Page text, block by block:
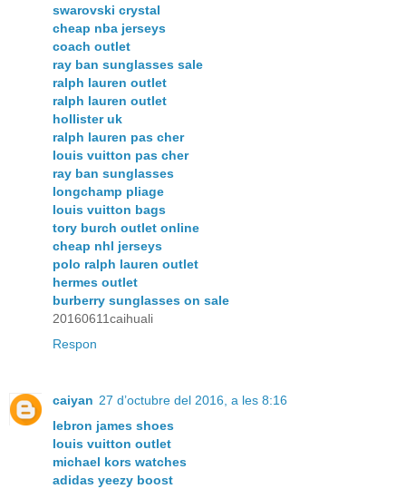
swarovski crystal
cheap nba jerseys
coach outlet
ray ban sunglasses sale
ralph lauren outlet
ralph lauren outlet
hollister uk
ralph lauren pas cher
louis vuitton pas cher
ray ban sunglasses
longchamp pliage
louis vuitton bags
tory burch outlet online
cheap nhl jerseys
polo ralph lauren outlet
hermes outlet
burberry sunglasses on sale
20160611caihuali
Respon
caiyan 27 d’octubre del 2016, a les 8:16
lebron james shoes
louis vuitton outlet
michael kors watches
adidas yeezy boost